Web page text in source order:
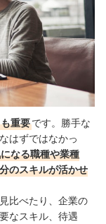
重要です。 勝手な
はずではなかっ
なる職種や業種
のスキルが活かせ
比べたり、企業の
なスキル、待遇